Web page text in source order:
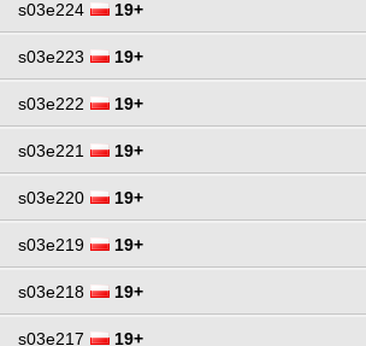
s03e224 19+
s03e223 19+
s03e222 19+
s03e221 19+
s03e220 19+
s03e219 19+
s03e218 19+
s03e217 19+